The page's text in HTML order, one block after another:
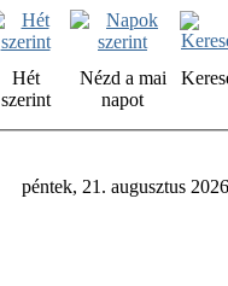
Hét
szerint
Nézd a mai
napot
péntek, 21. augusztus 2026